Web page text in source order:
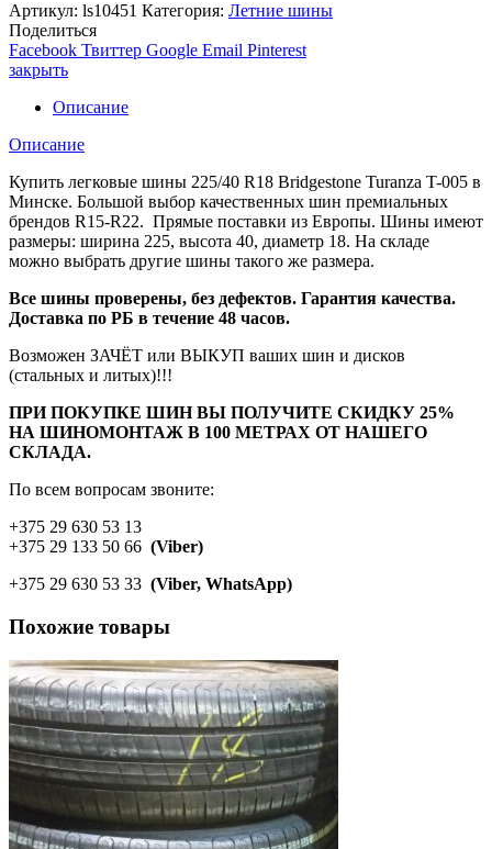
Артикул: ls10451 Категория: Летние шины
Поделиться
Facebook Твиттер Google Email Pinterest
закрыть
Описание
Описание
Купить легковые шины 225/40 R18 Bridgestone Turanza T-005 в
Минске. Большой выбор качественных шин премиальных
брендов R15-R22. Прямые поставки из Европы. Шины имеют
размеры: ширина 225, высота 40, диаметр 18. На складе
можно выбрать другие шины такого же размера.
Все шины проверены, без дефектов. Гарантия качества.
Доставка по РБ в течение 48 часов.
Возможен ЗАЧЁТ или ВЫКУП ваших шин и дисков
(стальных и литых)!!!
ПРИ ПОКУПКЕ ШИН ВЫ ПОЛУЧИТЕ СКИДКУ 25%
НА ШИНОМОНТАЖ В 100 МЕТРАХ ОТ НАШЕГО
СКЛАДА.
По всем вопросам звоните:
+375 29 630 53 13
+375 29 133 50 66 (Viber)
+375 29 630 53 33 (Viber, WhatsApp)
Похожие товары